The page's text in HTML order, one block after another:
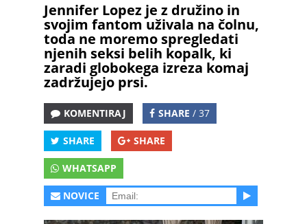
Jennifer Lopez je z družino in
svojim fantom uživala na čolnu,
toda ne moremo spregledati
njenih seksi belih kopalk, ki
zaradi globokega izreza komaj
zadržujejo prsi.
KOMENTIRAJ SHARE / 37
SHARE SHARE
WHATSAPP
NOVICE